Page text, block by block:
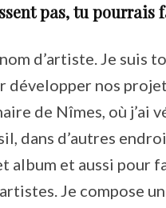
pas, tu
d’artiste. Je suis
développer nos
de Nîmes, où j’ai
dans d’autres
album et aussi pour
Je compose